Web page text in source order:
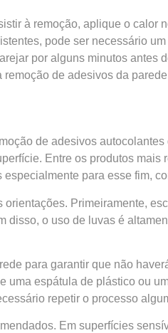
à remoção, aplique o calor
pode ser necessário
por alguns minutos
de adesivos da
de adesivos
Entre os produtos
para esse fim,
Primeiramente,
o uso de luvas é
para garantir que não
espátula de plástico ou
repetir o processo
Em superfícies